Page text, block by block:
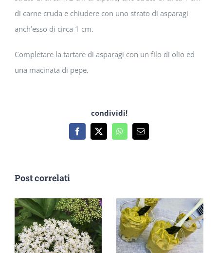
di carne cruda e chiudere con uno strato di asparagi
anch’esso di circa 1 cm.
Completare la tartare di asparagi con un filo di olio ed
una macinata di pepe.
condividi!
Facebook
X WhatsApp
Email
Post correlati